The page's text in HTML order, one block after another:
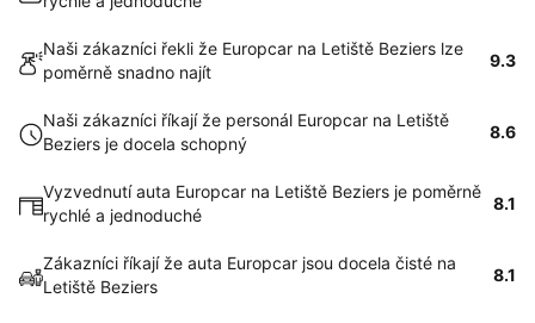
Naši zákazníci řekli že Europcar na Letiště Beziers lze
poměrně snadno najít
9.3
Naši zákazníci říkají že personál Europcar na Letiště
Beziers je docela schopný
8.6
Vyzvednutí auta Europcar na Letiště Beziers je poměrně
rychlé a jednoduché
8.1
Zákazníci říkají že auta Europcar jsou docela čisté na
Letiště Beziers
8.1